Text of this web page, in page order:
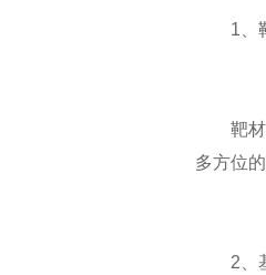
1、靶
靶材支
多方位
2、